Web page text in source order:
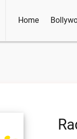
Home